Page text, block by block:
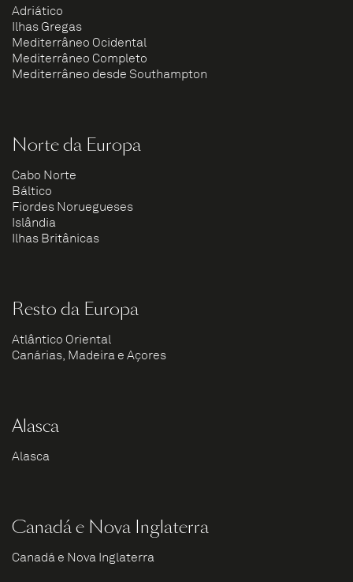
Adriático
Ilhas Gregas
Mediterrâneo Ocidental
Mediterrâneo Completo
Mediterrâneo desde Southampton
Norte da Europa
Cabo Norte
Báltico
Fiordes Noruegueses
Islândia
Ilhas Britânicas
Resto da Europa
Atlântico Oriental
Canárias, Madeira e Açores
Alasca
Alasca
Canadá e Nova Inglaterra
Canadá e Nova Inglaterra